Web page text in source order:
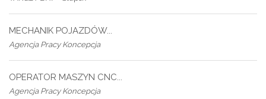
MECHANIK POJAZDÓW...
Agencja Pracy Koncepcja
OPERATOR MASZYN CNC...
Agencja Pracy Koncepcja